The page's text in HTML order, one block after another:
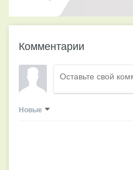
Комментарии
Новые